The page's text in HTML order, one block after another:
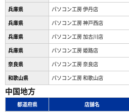
兵庫県
パソコン工房 伊丹店
兵庫県
パソコン工房 神戸西店
兵庫県
パソコン工房 加古川店
兵庫県
パソコン工房 姫路店
奈良県
パソコン工房 奈良店
和歌山県
パソコン工房 和歌山店
中国地方
都道府県 店舗名